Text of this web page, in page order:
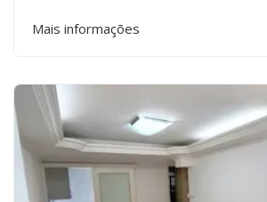
Mais informações